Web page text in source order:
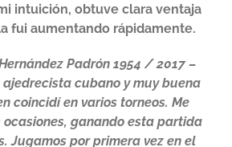
intuición, obtuve clara ventaja
fui aumentando rápidamente.
Padrón 1954 / 2017 –
ajedrecista cubano y muy buena
coincidí en varios torneos. Me
ocasiones, ganando esta partida
Jugamos por primera vez en el